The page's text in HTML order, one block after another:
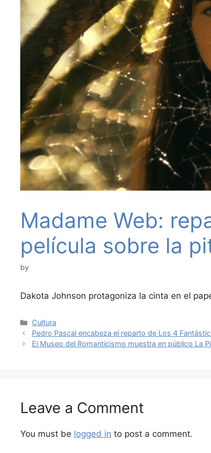
Madame Web:
película sobre la
by
Dakota Johnson protagoniza la cinta en el
Categories
Cultura
Pedro Pascal encabeza el reparto de Los 4
El Museo del Romanticismo muestra en público La
Leave a Comment
You must be logged in to post a comment.